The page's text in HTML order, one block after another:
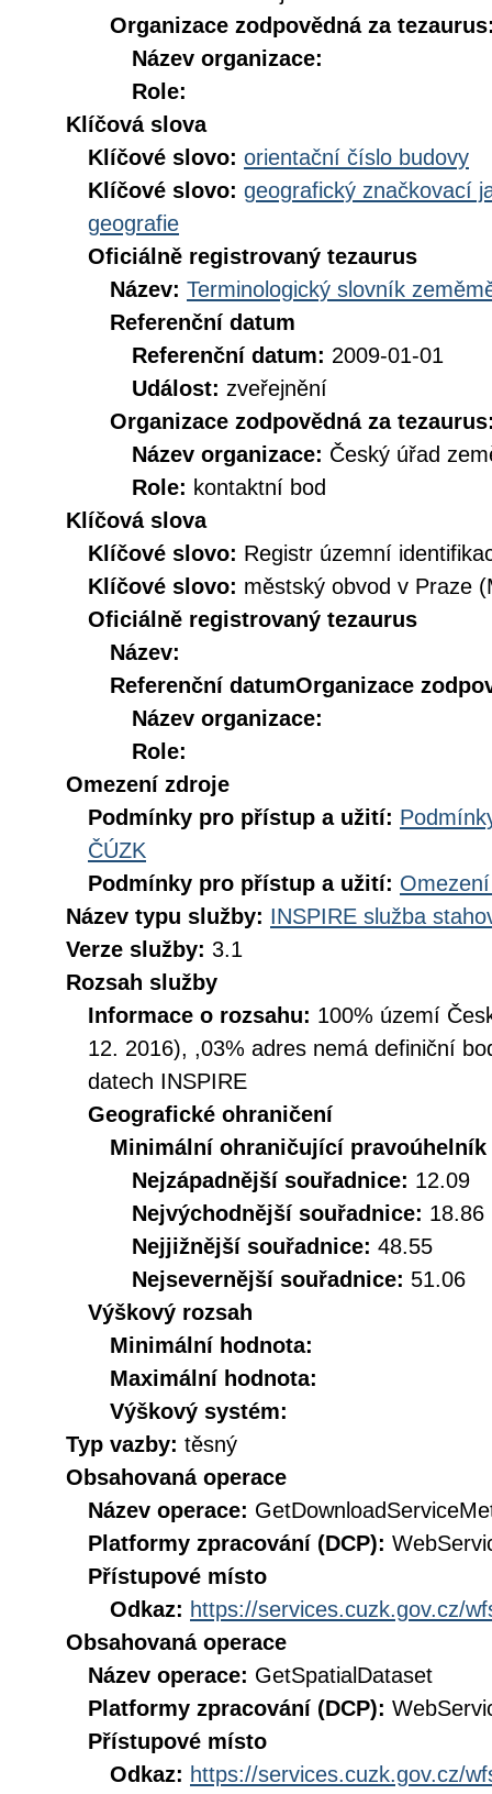
Organizace zodpovědná za
Název organizace:
Role:
Klíčová slova
Klíčové slovo: orientační číslo budovy
Klíčové slovo: geografický značkovací
geografie
Oficiálně registrovaný tezaurus
Název: Terminologický slovník
Referenční datum
Referenční datum: 2009-01-01
Událost: zveřejnění
Organizace zodpovědná za
Název organizace: Český úřad
Role: kontaktní bod
Klíčová slova
Klíčové slovo: Registr územní
Klíčové slovo: městský obvod v Praze
Oficiálně registrovaný tezaurus
Název:
Referenční datumOrganizace
Název organizace:
Role:
Omezení zdroje
Podmínky pro přístup a užití:
ČÚZK
Podmínky pro přístup a užití:
Název typu služby: INSPIRE služba
Verze služby: 3.1
Rozsah služby
Informace o rozsahu: 100% území
12. 2016), ,03% adres nemá definiční
datech INSPIRE
Geografické ohraničení
Minimální ohraničující pravoúhelník
Nejzápadnější souřadnice: 12.09
Nejvýchodnější souřadnice: 18.86
Nejjižnější souřadnice: 48.55
Nejsevernější souřadnice: 51.06
Výškový rozsah
Minimální hodnota:
Maximální hodnota:
Výškový systém:
Typ vazby: těsný
Obsahovaná operace
Název operace:
Platformy zpracování (DCP):
Přístupové místo
Odkaz: https://services.cuzk.gov.cz/
Obsahovaná operace
Název operace: GetSpatialDataset
Platformy zpracování (DCP):
Přístupové místo
Odkaz: https://services.cuzk.gov.cz/